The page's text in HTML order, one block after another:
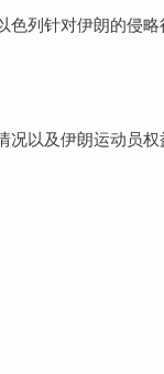
色列针对伊朗的侵
况以及伊朗运动员